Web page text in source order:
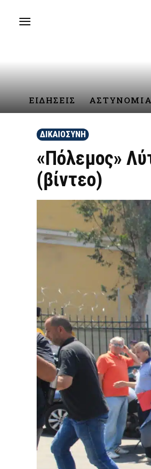
ΕΙΔΗΣΕΙΣ ΑΣΤΥΝΟΜΙΑ
ΔΙΚΑΙΟΣΥΝΗ
«Πόλεμος»
(βίντεο)